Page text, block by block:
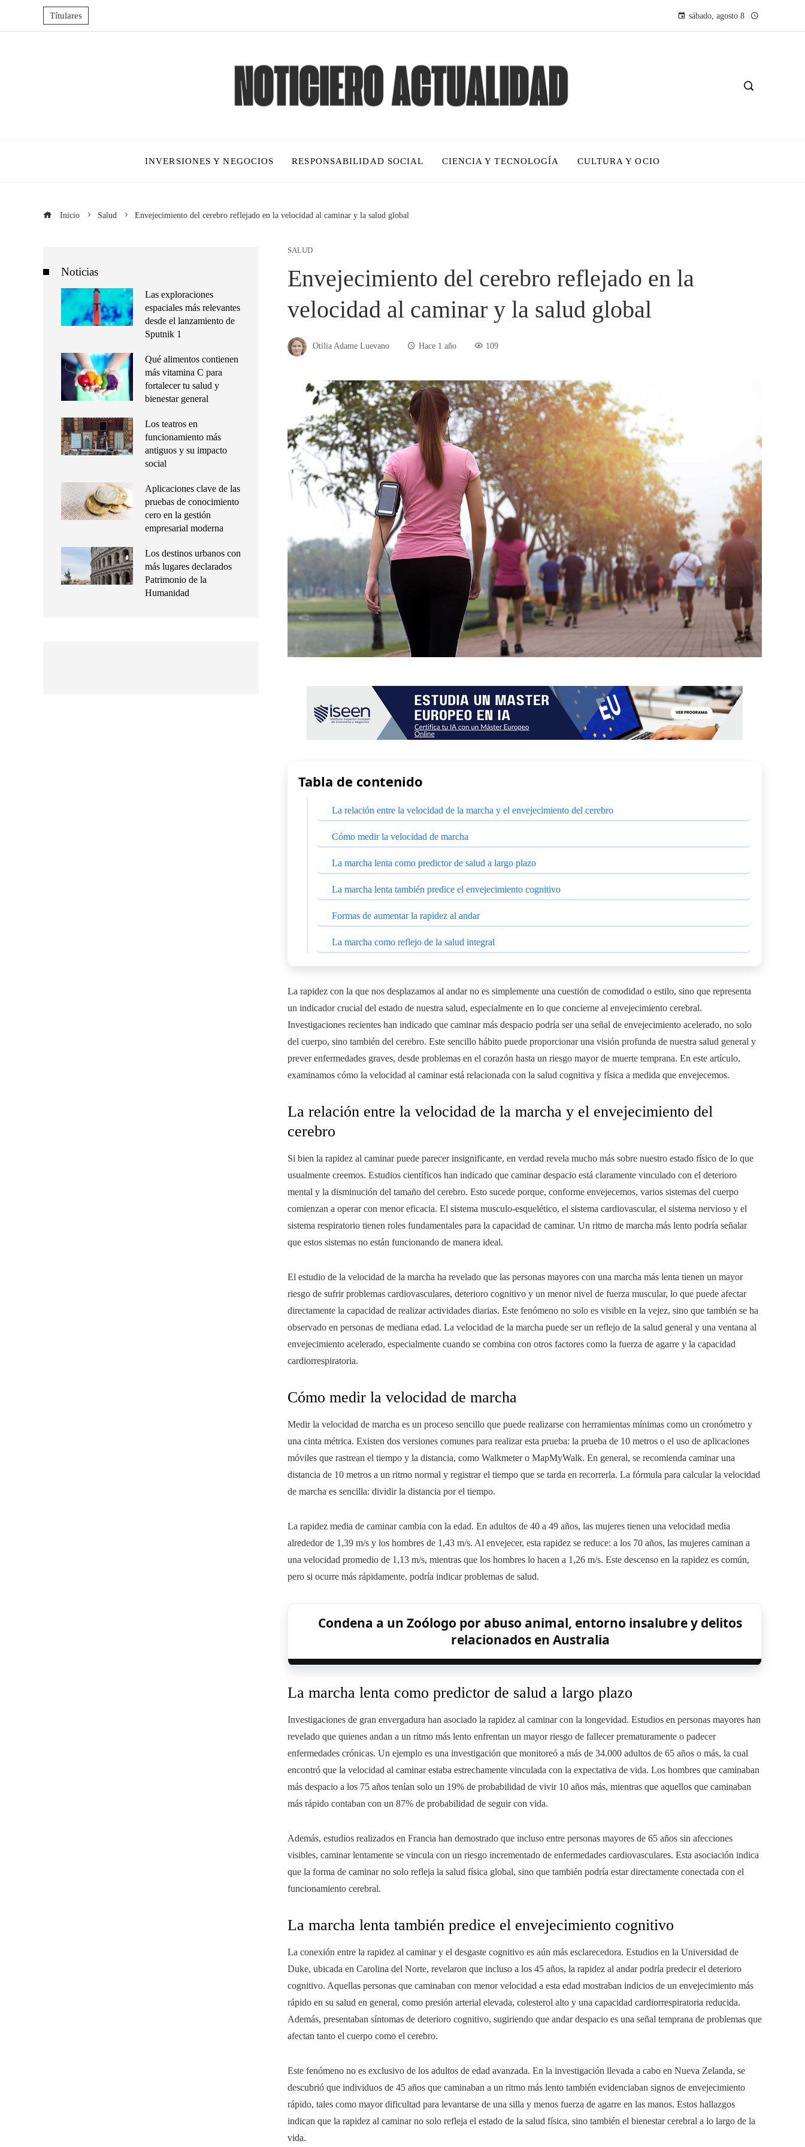
Títulares sábado, agosto 8
INVERSIONES Y NEGOCIOS RESPONSABILIDAD SOCIAL CIENCIA Y TECNOLOGÍA CULTURA Y OCIO
Inicio Salud Envejecimiento del cerebro reflejado en la velocidad al caminar y la salud global
SALUD
Envejecimiento del cerebro reflejado en la
velocidad al caminar y la salud global
Otilia Adame Luevano Hace 1 año 109
Tabla de contenido
La relación entre la velocidad de la marcha y el envejecimiento del cerebro
Cómo medir la velocidad de marcha
La marcha lenta como predictor de salud a largo plazo
La marcha lenta también predice el envejecimiento cognitivo
Formas de aumentar la rapidez al andar
La marcha como reflejo de la salud integral
La rapidez con la que nos desplazamos al andar no es simplemente una cuestión de comodidad o estilo, sino que representa
un indicador crucial del estado de nuestra salud, especialmente en lo que concierne al envejecimiento cerebral.
Investigaciones recientes han indicado que caminar más despacio podría ser una señal de envejecimiento acelerado, no solo
del cuerpo, sino también del cerebro. Este sencillo hábito puede proporcionar una visión profunda de nuestra salud general y
prever enfermedades graves, desde problemas en el corazón hasta un riesgo mayor de muerte temprana. En este artículo,
examinamos cómo la velocidad al caminar está relacionada con la salud cognitiva y física a medida que envejecemos.
La relación entre la velocidad de la marcha y el envejecimiento del
cerebro
Si bien la rapidez al caminar puede parecer insignificante, en verdad revela mucho más sobre nuestro estado físico de lo que
usualmente creemos. Estudios científicos han indicado que caminar despacio está claramente vinculado con el deterioro
mental y la disminución del tamaño del cerebro. Esto sucede porque, conforme envejecemos, varios sistemas del cuerpo
comienzan a operar con menor eficacia. El sistema musculo-esquelético, el sistema cardiovascular, el sistema nervioso y el
sistema respiratorio tienen roles fundamentales para la capacidad de caminar. Un ritmo de marcha más lento podría señalar
que estos sistemas no están funcionando de manera ideal.
El estudio de la velocidad de la marcha ha revelado que las personas mayores con una marcha más lenta tienen un mayor
riesgo de sufrir problemas cardiovasculares, deterioro cognitivo y un menor nivel de fuerza muscular, lo que puede afectar
directamente la capacidad de realizar actividades diarias. Este fenómeno no solo es visible en la vejez, sino que también se ha
observado en personas de mediana edad. La velocidad de la marcha puede ser un reflejo de la salud general y una ventana al
envejecimiento acelerado, especialmente cuando se combina con otros factores como la fuerza de agarre y la capacidad
cardiorrespiratoria.
Cómo medir la velocidad de marcha
Medir la velocidad de marcha es un proceso sencillo que puede realizarse con herramientas mínimas como un cronómetro y
una cinta métrica. Existen dos versiones comunes para realizar esta prueba: la prueba de 10 metros o el uso de aplicaciones
móviles que rastrean el tiempo y la distancia, como Walkmeter o MapMyWalk. En general, se recomienda caminar una
distancia de 10 metros a un ritmo normal y registrar el tiempo que se tarda en recorrerla. La fórmula para calcular la velocidad
de marcha es sencilla: dividir la distancia por el tiempo.
La rapidez media de caminar cambia con la edad. En adultos de 40 a 49 años, las mujeres tienen una velocidad media
alrededor de 1,39 m/s y los hombres de 1,43 m/s. Al envejecer, esta rapidez se reduce: a los 70 años, las mujeres caminan a
una velocidad promedio de 1,13 m/s, mientras que los hombres lo hacen a 1,26 m/s. Este descenso en la rapidez es común,
pero si ocurre más rápidamente, podría indicar problemas de salud.
Condena a un Zoólogo por abuso animal, entorno insalubre y delitos
relacionados en Australia
La marcha lenta como predictor de salud a largo plazo
Investigaciones de gran envergadura han asociado la rapidez al caminar con la longevidad. Estudios en personas mayores han
revelado que quienes andan a un ritmo más lento enfrentan un mayor riesgo de fallecer prematuramente o padecer
enfermedades crónicas. Un ejemplo es una investigación que monitoreó a más de 34.000 adultos de 65 años o más, la cual
encontró que la velocidad al caminar estaba estrechamente vinculada con la expectativa de vida. Los hombres que caminaban
más despacio a los 75 años tenían solo un 19% de probabilidad de vivir 10 años más, mientras que aquellos que caminaban
más rápido contaban con un 87% de probabilidad de seguir con vida.
Además, estudios realizados en Francia han demostrado que incluso entre personas mayores de 65 años sin afecciones
visibles, caminar lentamente se vincula con un riesgo incrementado de enfermedades cardiovasculares. Esta asociación indica
que la forma de caminar no solo refleja la salud física global, sino que también podría estar directamente conectada con el
funcionamiento cerebral.
La marcha lenta también predice el envejecimiento cognitivo
La conexión entre la rapidez al caminar y el desgaste cognitivo es aún más esclarecedora. Estudios en la Universidad de
Duke, ubicada en Carolina del Norte, revelaron que incluso a los 45 años, la rapidez al andar podría predecir el deterioro
cognitivo. Aquellas personas que caminaban con menor velocidad a esta edad mostraban indicios de un envejecimiento más
rápido en su salud en general, como presión arterial elevada, colesterol alto y una capacidad cardiorrespiratoria reducida.
Además, presentaban síntomas de deterioro cognitivo, sugiriendo que andar despacio es una señal temprana de problemas que
afectan tanto el cuerpo como el cerebro.
Este fenómeno no es exclusivo de los adultos de edad avanzada. En la investigación llevada a cabo en Nueva Zelanda, se
descubrió que individuos de 45 años que caminaban a un ritmo más lento también evidenciaban signos de envejecimiento
rápido, tales como mayor dificultad para levantarse de una silla y menos fuerza de agarre en las manos. Estos hallazgos
indican que la rapidez al caminar no solo refleja el estado de la salud física, sino también el bienestar cerebral a lo largo de la
vida.
Noticias
Las exploraciones
espaciales más relevantes
desde el lanzamiento de
Sputnik 1
Qué alimentos contienen
más vitamina C para
fortalecer tu salud y
bienestar general
Los teatros en
funcionamiento más
antiguos y su impacto
social
Aplicaciones clave de las
pruebas de conocimiento
cero en la gestión
empresarial moderna
Los destinos urbanos con
más lugares declarados
Patrimonio de la
Humanidad